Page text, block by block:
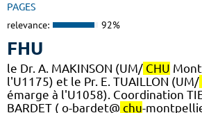
PAGES
relevance: 92%
FHU
le Dr. A. MAKINSON (UM/ CHU
l'U1175) et le Pr. E. TUAILLON (UM/
émarge à l'U1058). ​Coordination
BARDET ( o-bardet@ chu-